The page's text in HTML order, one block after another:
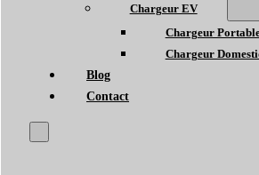
Chargeur EV
Chargeur
Chargeur
Blog
Contact